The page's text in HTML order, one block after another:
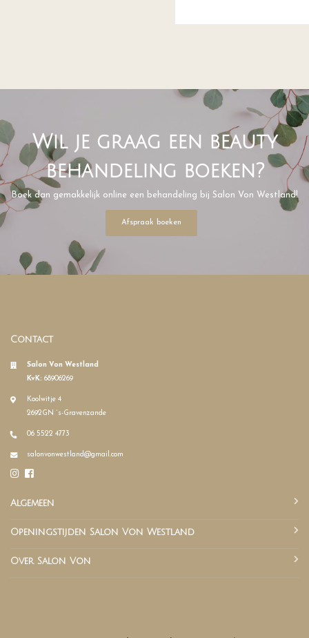
Wil je graag een beauty
behandeling boeken?
Boek dan gemakkelijk online een behandeling bij Salon Von Westland!
Afspraak boeken
Contact
Salon Von Westland
KvK: 68906269
Koolwitje 4
2692GN ´s-Gravenzande
06 5522 4773
salonvonwestland@gmail.com
Algemeen
Openingstijden Salon Von Westland
Over Salon Von